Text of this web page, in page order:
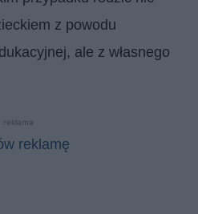
z powodu
ale z własnego
reklama
reklamę